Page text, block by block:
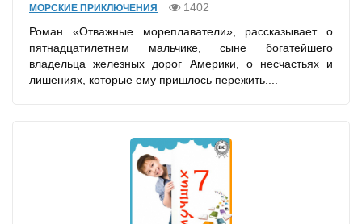
МОРСКИЕ ПРИКЛЮЧЕНИЯ
1402
Роман «Отважные мореплаватели», рассказывает о
пятнадцатилетнем мальчике, сыне богатейшего
владельца железных дорог Америки, о несчастьях и
лишениях, которые ему пришлось пережить....